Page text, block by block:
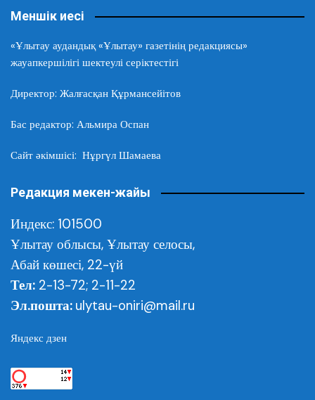
Меншік иесі
«Ұлытау аудандық «Ұлытау» газетінің редакциясы»
жауапкершілігі шектеулі серіктестігі
Директор: Жалғасқан Құрмансейітов
Бас редактор: Альмира Оспан
Сайт әкімшісі: Нұргүл Шамаева
Редакция мекен-жайы
Индекс: 101500
Ұлытау облысы, Ұлытау селосы,
Абай көшесі, 22-үй
Тел: 2-13-72; 2-11-22
Эл.пошта: ulytau-oniri@mail.ru
Яндекс дзен